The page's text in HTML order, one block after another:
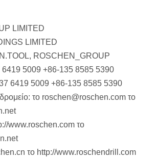
LIMITED
LIMITED
ROSCHEN_GROUP
5009 +86-135 8585 5390
6419 5009 +86-135 8585 5390
το roschen@roschen.com το
www.roschen.com το
το http://www.roschendrill.com